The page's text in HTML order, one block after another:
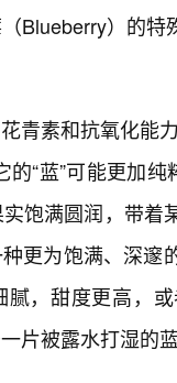
Blueberry）的
青素和抗氧化能
“蓝”可能更加
饱满圆润，带
更为饱满、深
腻，甜度更高，
片被露水打湿的